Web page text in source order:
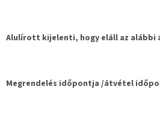
Alulírott kijelenti, hogy eláll az alábbi
Megrendelés időpontja /átvétel